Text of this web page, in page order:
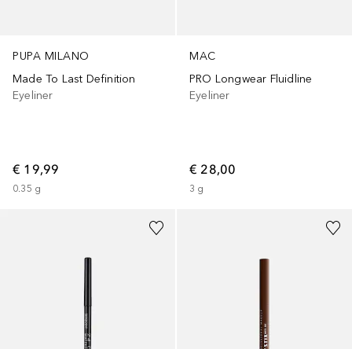
PUPA MILANO
Made To Last Definition
Eyeliner
€ 19,99
0.35 g
MAC
PRO Longwear Fluidline
Eyeliner
€ 28,00
3 g
+